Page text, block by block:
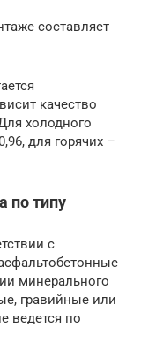
составляет
качество
холодного
для горячих –
по типу
с
минерального
гравийные или
ведется по